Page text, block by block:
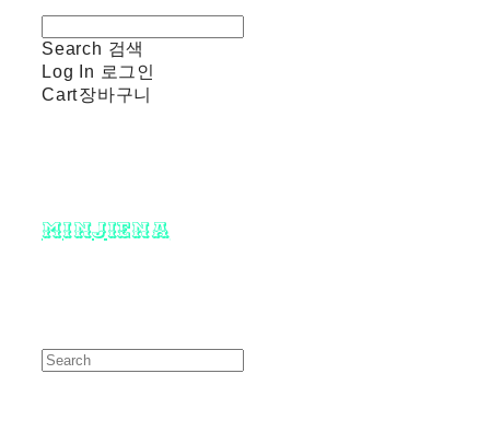
Search 검색
Log In 로그인
Cart장바구니
minjiena